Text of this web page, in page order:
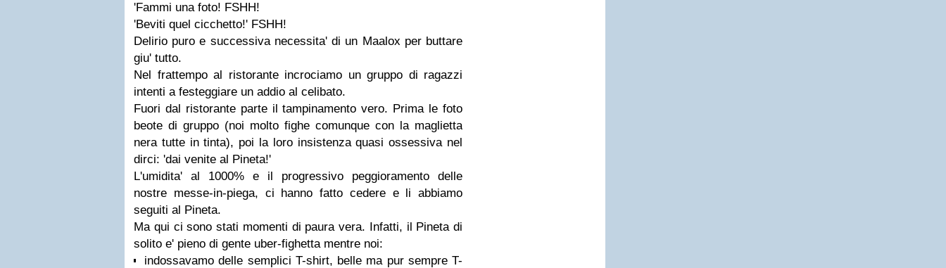
'Fammi una foto! FSHH!
'Beviti quel cicchetto!' FSHH!
Delirio puro e successiva necessita' di un Maalox per buttare
giu' tutto.
Nel frattempo al ristorante incrociamo un gruppo di ragazzi
intenti a festeggiare un addio al celibato.
Fuori dal ristorante parte il tampinamento vero. Prima le foto
beote di gruppo (noi molto fighe comunque con la maglietta
nera tutte in tinta), poi la loro insistenza quasi ossessiva nel
dirci: 'dai venite al Pineta!'
L'umidita' al 1000% e il progressivo peggioramento delle
nostre messe-in-piega, ci hanno fatto cedere e li abbiamo
seguiti al Pineta.
Ma qui ci sono stati momenti di paura vera. Infatti, il Pineta di
solito e' pieno di gente uber-fighetta mentre noi:
indossavamo delle semplici T-shirt, belle ma pur sempre T-